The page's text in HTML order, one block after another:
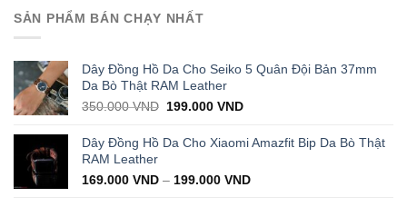
was:
1.000.000 VND.
SẢN PHẨM BÁN CHẠY NHẤT
Dây Đồng Hồ Da Cho Seiko 5 Quân Đội Bản 37mm
Da Bò Thật RAM Leather
350.000VND Original
was:
199.000VNDCurrent
is:
199.000 VND.
Dây Đồng Hồ Da Cho Xiaomi Amazfit Bip Da Bò Thật
RAM Leather
169.000 VND – 199.000 VND